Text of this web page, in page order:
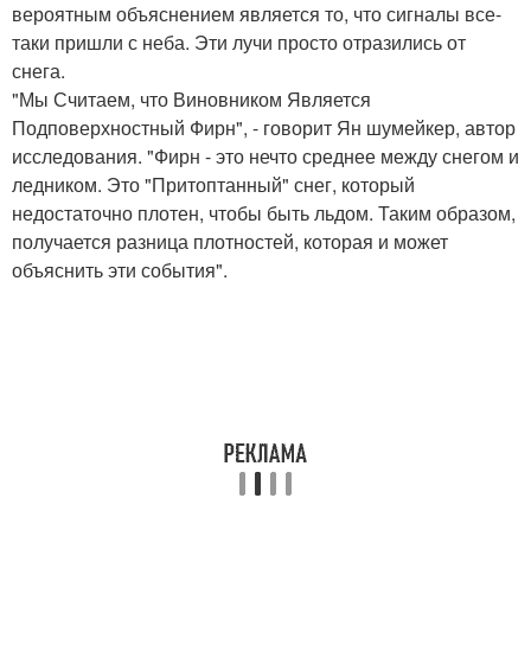
вероятным объяснением является то, что сигналы все-
таки пришли с неба. Эти лучи просто отразились от
снега.
"Мы Считаем, что Виновником Является
Подповерхностный Фирн", - говорит Ян шумейкер, автор
исследования. "Фирн - это нечто среднее между снегом и
ледником. Это "Притоптанный" снег, который
недостаточно плотен, чтобы быть льдом. Таким образом,
получается разница плотностей, которая и может
объяснить эти события".